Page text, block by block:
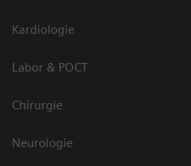
Kardiologie
Labor & POCT
Chirurgie
Neurologie